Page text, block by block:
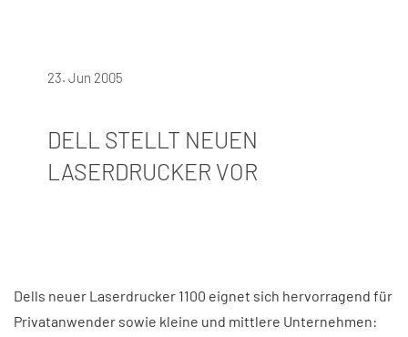
23. Jun 2005
DELL STELLT NEUEN
LASERDRUCKER VOR
Dells neuer Laserdrucker 1100 eignet sich hervorragend für
Privatanwender sowie kleine und mittlere Unternehmen: